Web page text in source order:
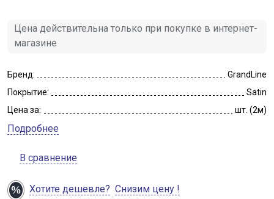
Цена действительна только при покупке в интернет-
магазине
Бренд:
GrandLine
Покрытие:
Satin
Цена за:
шт. (2м)
Подробнее
В сравнение
Хотите дешевле? Снизим цену !